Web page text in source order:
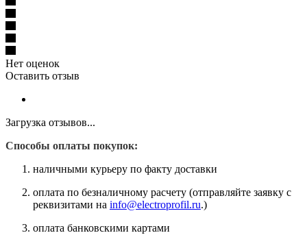
Нет оценок
Оставить отзыв
Загрузка отзывов...
Способы оплаты покупок:
наличными курьеру по факту доставки
оплата по безналичному расчету (отправляйте заявку с
реквизитами на info@electroprofil.ru.)
оплата банковскими картами